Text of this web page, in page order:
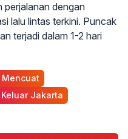
perjalanan dengan
lalu lintas terkini. Puncak
terjadi dalam 1-2 hari
Mencuat
Keluar Jakarta